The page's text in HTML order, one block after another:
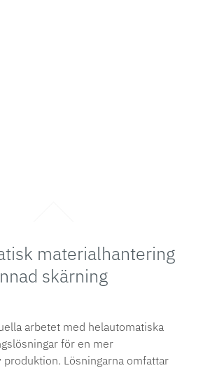
materialhantering
skärning
arbetet med helautomatiska
för en mer
Lösningarna omfattar